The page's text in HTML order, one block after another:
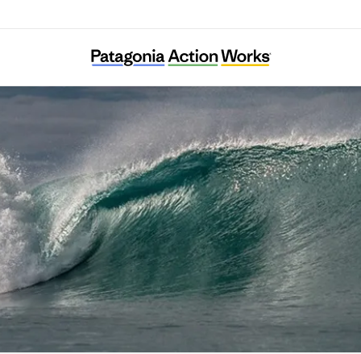
Conservamos por Naturaleza